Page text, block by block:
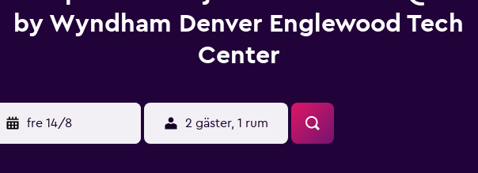
by Wyndham Denver Englewood Tech
Center
fre 14/8 2 gäster, 1 rum